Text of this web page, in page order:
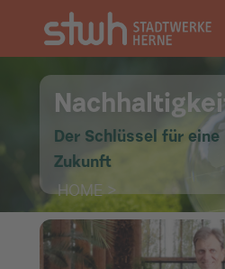
Der Schlüssel für
Zukunft
HOME>